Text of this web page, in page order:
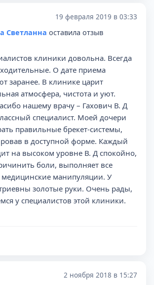
19 февраля 2019 в 03:33
Светланна оставила отзыв
клиники довольна. Всегда
О дате приема
заранее. В клинике царит
атмосфера, чистота и уют.
нашему врачу – Гахович В. Д
специалист. Моей дочери
правильные брекет-системы,
в доступной форме. Каждый
на высоком уровне В. Д спокойно,
боли, выполняет все
манипуляции. У
золотые руки. Очень рады,
у специалистов этой клиники.
2 ноября 2018 в 15:27